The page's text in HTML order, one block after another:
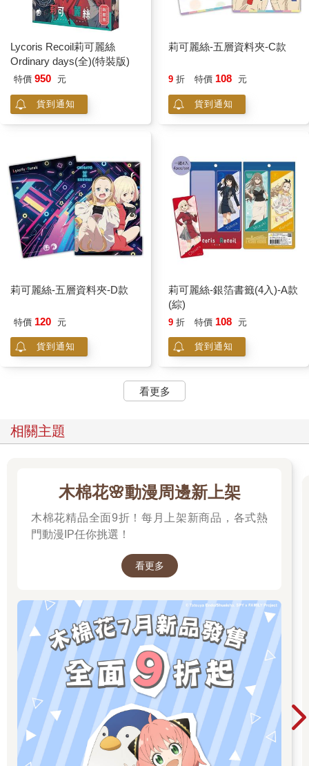
Lycoris Recoil莉可麗絲
Ordinary days(全)(特裝版)
特價 950 元
貨到通知
莉可麗絲-五層資料夾-C款
9 折 特價 108 元
貨到通知
莉可麗絲-五層資料夾-D款
特價 120 元
貨到通知
莉可麗絲-銀箔書籤(4入)-A款
(綜)
9 折 特價 108 元
貨到通知
看更多
相關主題
木棉花🌸動漫周邊新上架
木棉花精品全面9折！每月上架新商品，各式熱
門動漫IP任你挑選！
看更多